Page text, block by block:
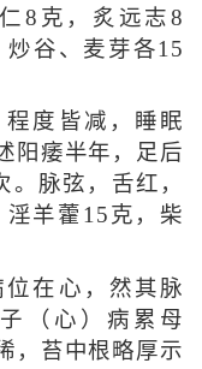
8克，炙远志8
谷、麦芽各15
度皆减，睡眠
阳痿半年，足后
脉弦，舌红，
羊藿15克，柴
在心，然其脉
（心）病累母
，苔中根略厚示